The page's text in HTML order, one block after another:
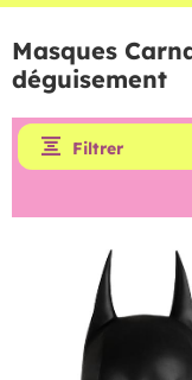
Masques
déguisement
Filtrer